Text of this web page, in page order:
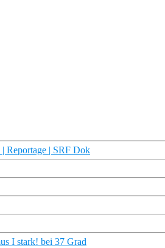
Reportage | SRF Dok
I stark! bei 37 Grad